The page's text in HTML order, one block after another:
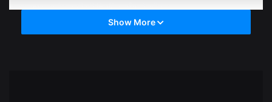
ग्रुप द्वारा कोरोना को लेकर अवेयरनेस भी फैलायी जा रही है। सभी लेबर्स को
Show More